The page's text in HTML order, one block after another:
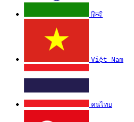
हिन्दी
Việt Nam
คนไทย